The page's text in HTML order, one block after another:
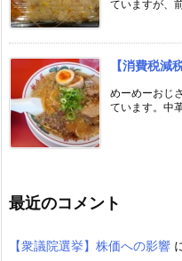
ていますが、
【消費税減
めーめーおじ
ています。中
最近のコメント
【衆議院選挙】株価への影響